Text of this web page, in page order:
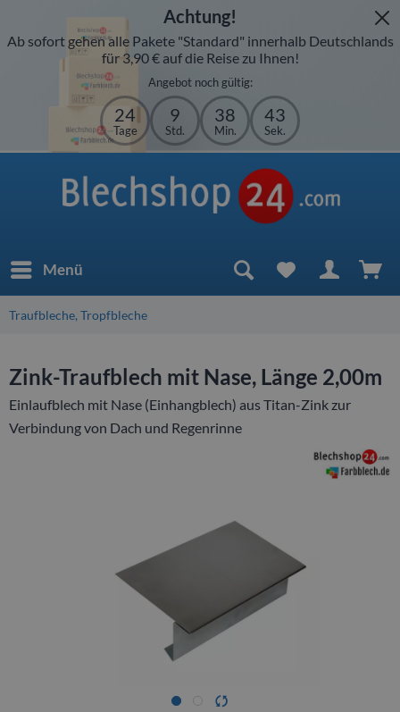
Achtung!
Ab sofort gehen alle Pakete "Standard" innerhalb Deutschlands
für 3,90 € auf die Reise zu Ihnen!
Angebot noch gültig:
24
Tage
9
Std.
38
Min.
43
Sek.
Menü
Traufbleche, Tropfbleche
Zink-Traufblech mit Nase, Länge 2,00m
Einlaufblech mit Nase (Einhangblech) aus Titan-Zink zur
Verbindung von Dach und Regenrinne